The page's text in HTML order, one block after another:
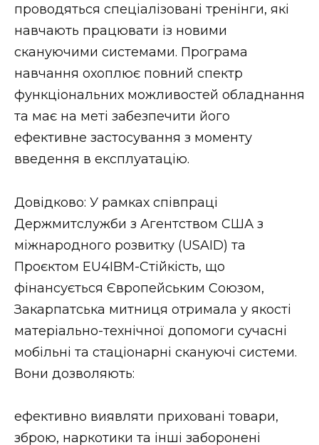
проводяться спеціалізовані тренінги, які
навчають працювати із новими
скануючими системами. Програма
навчання охоплює повний спектр
функціональних можливостей обладнання
та має на меті забезпечити його
ефективне застосування з моменту
введення в експлуатацію.
Довідково: У рамках співпраці
Держмитслужби з Агентством США з
міжнародного розвитку (USAID) та
Проєктом EU4IBM-Стійкість, що
фінансується Європейським Союзом,
Закарпатська митниця отримала у якості
матеріально-технічної допомоги сучасні
мобільні та стаціонарні скануючі системи.
Вони дозволяють:
ефективно виявляти приховані товари,
зброю, наркотики та інші заборонені